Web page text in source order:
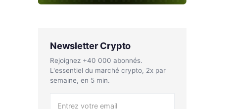
Newsletter Crypto
Rejoignez +40 000 abonnés.
L'essentiel du marché crypto, 2x par
semaine, en 5 min.